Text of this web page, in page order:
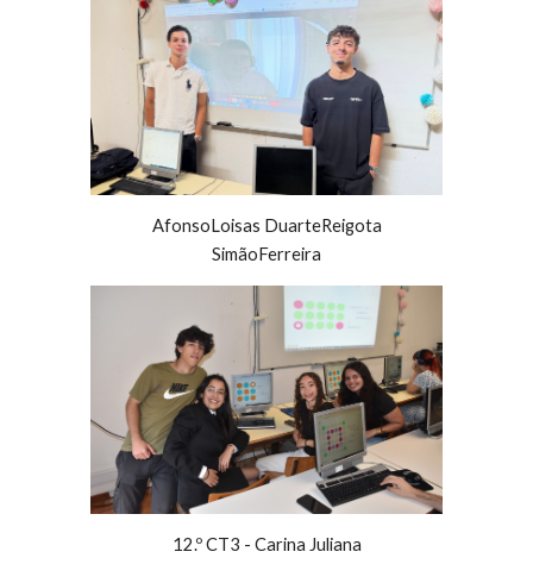
AfonsoLoisas DuarteReigota
SimãoFerreira
12.º CT3 - Carina Juliana